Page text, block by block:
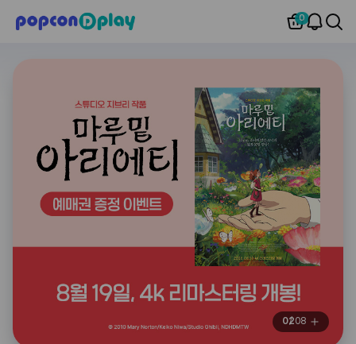
0
0208